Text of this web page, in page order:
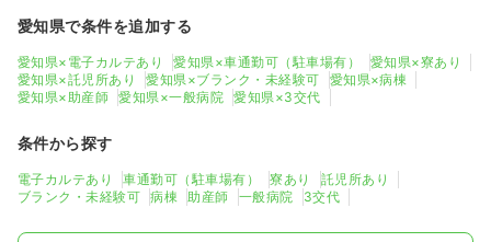
愛知県で条件を追加する
愛知県×電子カルテあり 愛知県×車通勤可（駐車場有）
愛知県×寮あり
愛知県×託児所あり
愛知県×ブランク・未経験可
愛知県×病棟
愛知県×助産師
愛知県×一般病院 愛知県×3交代
条件から探す
電子カルテあり 車通勤可（駐車場有） 寮あり
託児所あり
ブランク・未経験可
病棟 助産師 一般病院 3交代